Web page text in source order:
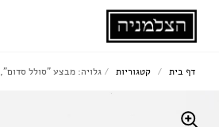
דף בית / קטגוריות / גלויה: מבצע "סולל סדום", 1949